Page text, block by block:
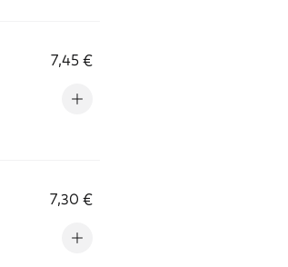
7,45 €
7,30 €